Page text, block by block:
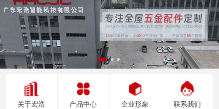
关于宏浩 产品中心 企业形象 联系我们